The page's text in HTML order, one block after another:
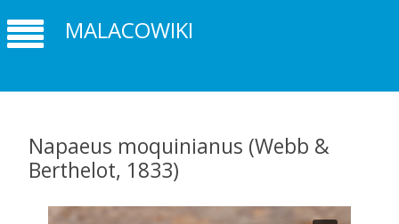
MALACOWIKI
Napaeus moquinianus (Webb &
Berthelot, 1833)